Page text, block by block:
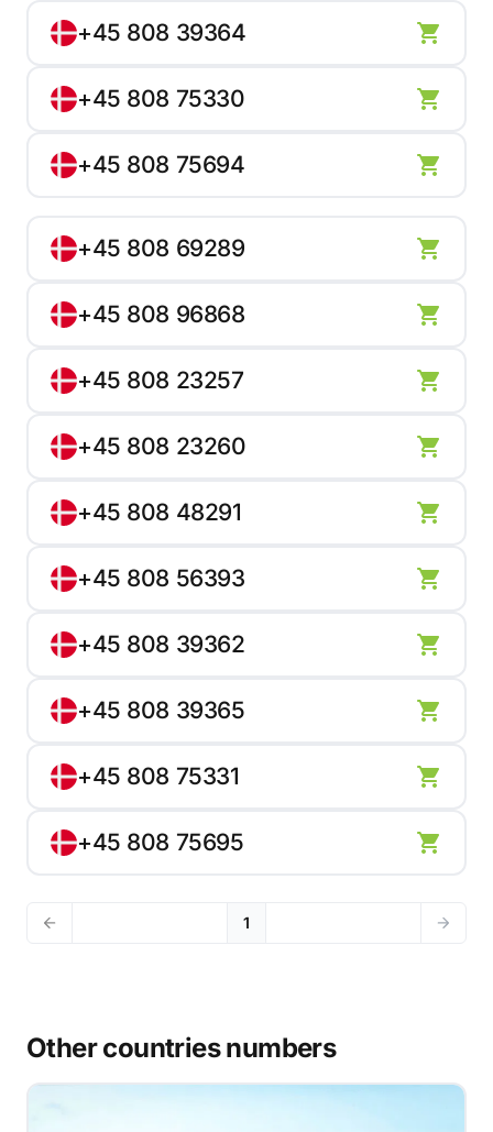
+45 808 39364
+45 808 75330
+45 808 75694
+45 808 69289
+45 808 96868
+45 808 23257
+45 808 23260
+45 808 48291
+45 808 56393
+45 808 39362
+45 808 39365
+45 808 75331
+45 808 75695
1
Other countries numbers